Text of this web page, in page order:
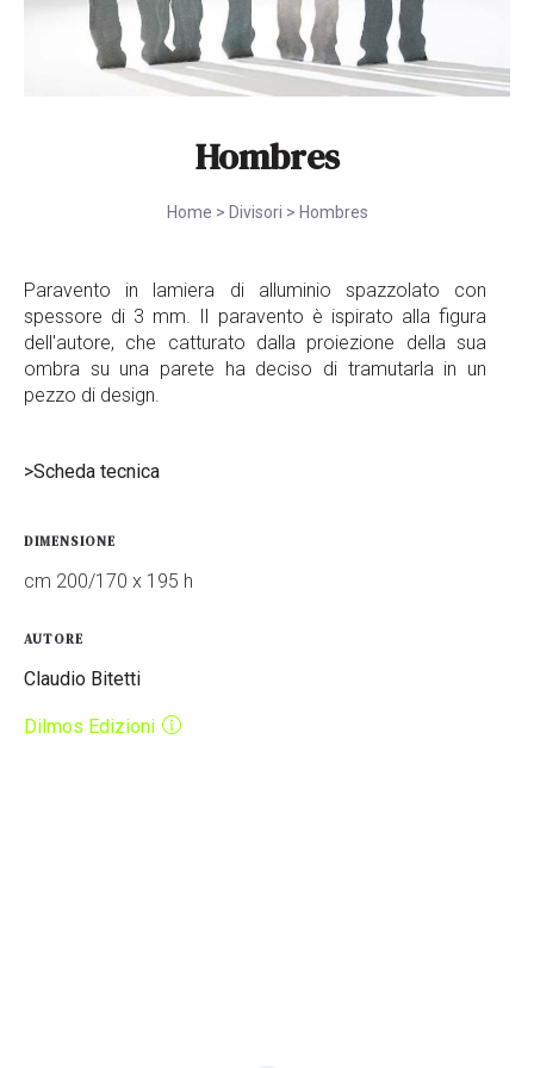
Hombres
Home > Divisori > Hombres
Paravento in lamiera di alluminio spazzolato con
spessore di 3 mm. Il paravento è ispirato alla figura
dell'autore, che catturato dalla proiezione della sua
ombra su una parete ha deciso di tramutarla in un
pezzo di design.
>Scheda tecnica
DIMENSIONE
cm 200/170 x 195 h
AUTORE
Claudio Bitetti
Dilmos Edizioni